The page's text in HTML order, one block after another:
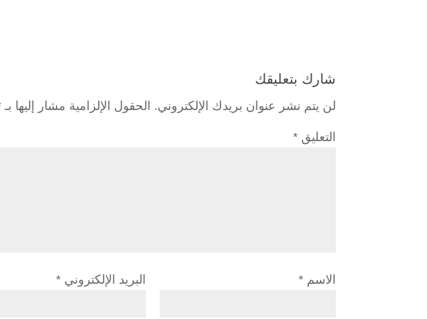
شارك بتعليقك
لن يتم نشر عنوان بريدك الإلكتروني. الحقول الإلزامية مشار إليها بـ
التعليق *
الاسم * البريد الإلكتروني *